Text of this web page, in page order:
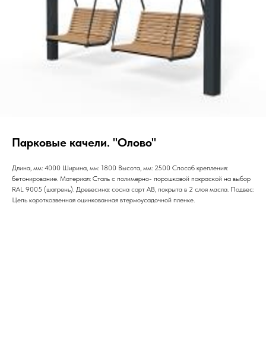
Парковые качели. "Олово"
Длина, мм: 4000 Ширина, мм: 1800 Высота, мм: 2500 Cпособ крепления:
бетонирование. Материал: Сталь с полимерно- порошковой покраской на выбор
RAL 9005 (шагрень). Древесина: сосна сорт AB, покрыта в 2 слоя масла. Подвес:
Цепь короткозвенная оцинкованная втермоусадочной пленке.